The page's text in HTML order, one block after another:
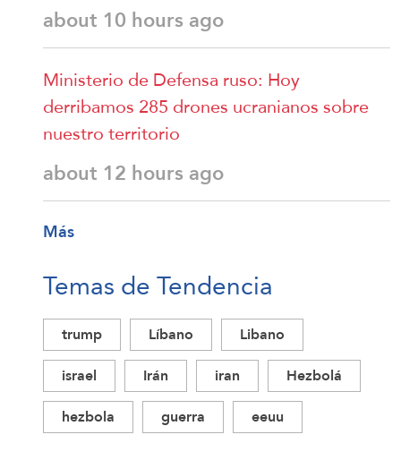
about 10 hours ago
Ministerio de Defensa ruso: Hoy
derribamos 285 drones ucranianos sobre
nuestro territorio
about 12 hours ago
Más
Temas de Tendencia
trump Líbano
Libano
israel
Irán iran
Hezbolá
hezbola
guerra eeuu